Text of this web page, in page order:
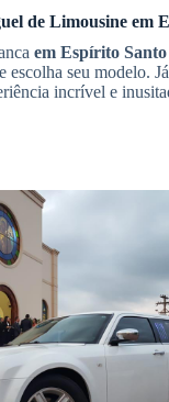
de Limousine em
em Espírito
escolha seu modelo.
incrível e